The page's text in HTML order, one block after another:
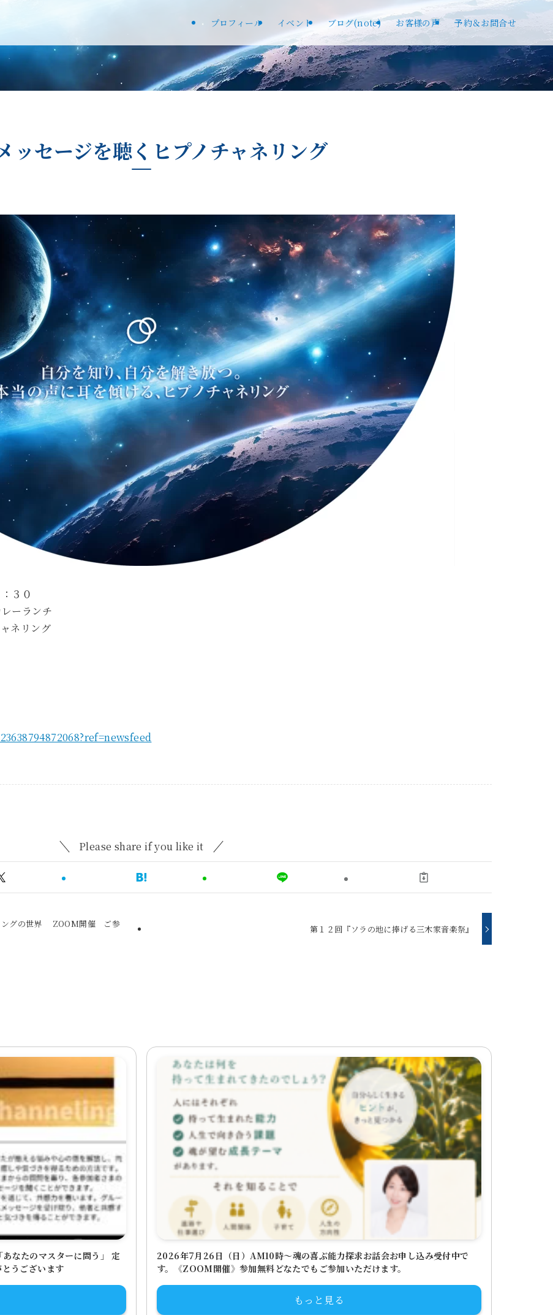
プロフィール イベント ブログ(note) お客様の声 予約＆お問合せ
ッセージを聴くヒプノチャネリング
３０
ーランチ
ネリング
Please share if you like it
ングの世界 ZOOM開催 ご参
第１２回『ソラの地に捧げる三木家音楽祭』
なたのマスターに問う」 定
うございます
2026年7月26日（日）AM10時～魂の喜ぶ能力探求お話会お申し込み受付中で
す。《ZOOM開催》参加無料どなたでもご参加いただけます。
もっと見る